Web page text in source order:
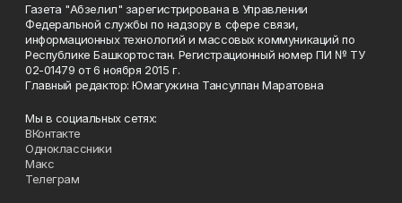
Газета "Абзелил" зарегистрирована в Управлении
Федеральной службы по надзору в сфере связи,
информационных технологий и массовых коммуникаций по
Республике Башкортостан. Регистрационный номер ПИ № ТУ
02-01479 от 6 ноября 2015 г.
Главный редактор: Юмагужина Тансулпан Маратовна
Мы в социальных сетях:
ВКонтакте
Одноклассники
Макс
Телеграм